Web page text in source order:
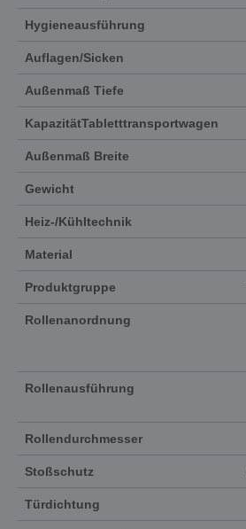
Hygieneausführung
Auflagen/Sicken
Außenmaß Tiefe
KapazitätTabletttransportwagen
Außenmaß Breite
Gewicht
Heiz-/Kühltechnik
Material
Produktgruppe
Rollenanordnung
Rollenausführung
Rollendurchmesser
Stoßschutz
Türdichtung